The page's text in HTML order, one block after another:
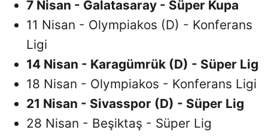
7 Nisan - Galatasaray - Süper Kupa
11 Nisan - Olympiakos (D) - Konferans
Ligi
14 Nisan - Karagümrük (D) - Süper Lig
18 Nisan - Olympiakos - Konferans Ligi
21 Nisan - Sivasspor (D) - Süper Lig
28 Nisan - Beşiktaş - Süper Lig